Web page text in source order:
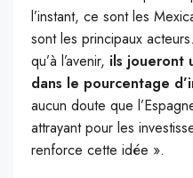
l’instant, ce sont les
sont les principaux
qu’à l’avenir, ils joueront
dans le pourcentage
aucun doute que
attrayant pour les
renforce cette idée ».